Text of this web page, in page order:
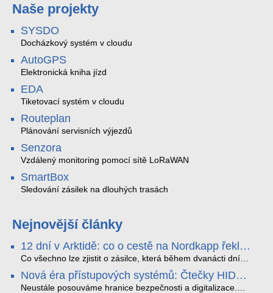
Naše projekty
SYSDO
Docházkový systém v cloudu
AutoGPS
Elektronická kniha jízd
EDA
Tiketovací systém v cloudu
Routeplan
Plánování servisních výjezdů
Senzora
Vzdálený monitoring pomocí sítě LoRaWAN
SmartBox
Sledování zásilek na dlouhých trasách
Nejnovější články
12 dní v Arktidě: co o cestě na Nordkapp řekla
data ze SMARTBOX 2 MAX
Co všechno lze zjistit o zásilce, která během dvanácti dní
projede Arktidou? SMARTBOX 2 MAX jsme vzali na trasu z
Tromsø přes Lofoty, Kirunu a finské Laponsko až na
Nordkapp. Bez jediného dobití, v mrazu až −13 °C a mimo
Nová éra přístupových systémů: Čtečky HID
Signo
Neustále posouváme hranice bezpečnosti a digitalizace.